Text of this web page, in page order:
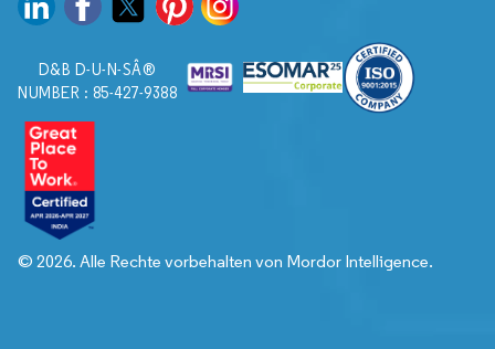
D&B D-U-N-SÂ®
NUMBER : 85-427-9388
© 2026. Alle Rechte vorbehalten von Mordor Intelligence.